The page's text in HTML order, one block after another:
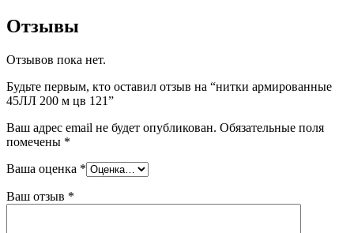
Отзывы
Отзывов пока нет.
Будьте первым, кто оставил отзыв на “нитки армированные
45ЛЛ 200 м цв 121”
Ваш адрес email не будет опубликован. Обязательные поля
помечены *
Ваша оценка *
Ваш отзыв *